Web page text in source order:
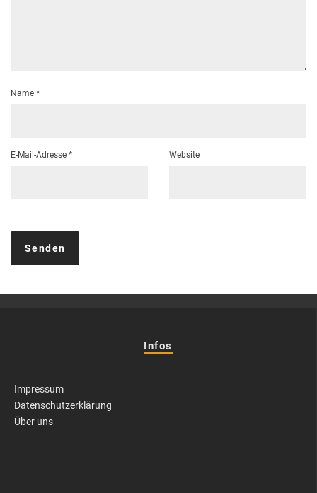
Name *
E-Mail-Adresse * Website
Infos
Impressum
Datenschutzerklärung
Über uns